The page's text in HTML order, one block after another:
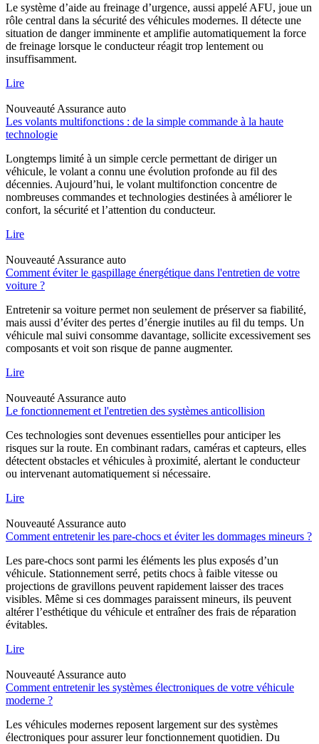
Le système d’aide au freinage d’urgence, aussi appelé AFU, joue un
rôle central dans la sécurité des véhicules modernes. Il détecte une
situation de danger imminente et amplifie automatiquement la force
de freinage lorsque le conducteur réagit trop lentement ou
insuffisamment.
Lire
Nouveauté Assurance auto
Les volants multifonctions : de la simple commande à la haute
technologie
Longtemps limité à un simple cercle permettant de diriger un
véhicule, le volant a connu une évolution profonde au fil des
décennies. Aujourd’hui, le volant multifonction concentre de
nombreuses commandes et technologies destinées à améliorer le
confort, la sécurité et l’attention du conducteur.
Lire
Nouveauté Assurance auto
Comment éviter le gaspillage énergétique dans l'entretien de votre
voiture ?
Entretenir sa voiture permet non seulement de préserver sa fiabilité,
mais aussi d’éviter des pertes d’énergie inutiles au fil du temps. Un
véhicule mal suivi consomme davantage, sollicite excessivement ses
composants et voit son risque de panne augmenter.
Lire
Nouveauté Assurance auto
Le fonctionnement et l'entretien des systèmes anticollision
Ces technologies sont devenues essentielles pour anticiper les
risques sur la route. En combinant radars, caméras et capteurs, elles
détectent obstacles et véhicules à proximité, alertant le conducteur
ou intervenant automatiquement si nécessaire.
Lire
Nouveauté Assurance auto
Comment entretenir les pare-chocs et éviter les dommages mineurs ?
Les pare-chocs sont parmi les éléments les plus exposés d’un
véhicule. Stationnement serré, petits chocs à faible vitesse ou
projections de gravillons peuvent rapidement laisser des traces
visibles. Même si ces dommages paraissent mineurs, ils peuvent
altérer l’esthétique du véhicule et entraîner des frais de réparation
évitables.
Lire
Nouveauté Assurance auto
Comment entretenir les systèmes électroniques de votre véhicule
moderne ?
Les véhicules modernes reposent largement sur des systèmes
électroniques pour assurer leur fonctionnement quotidien. Du